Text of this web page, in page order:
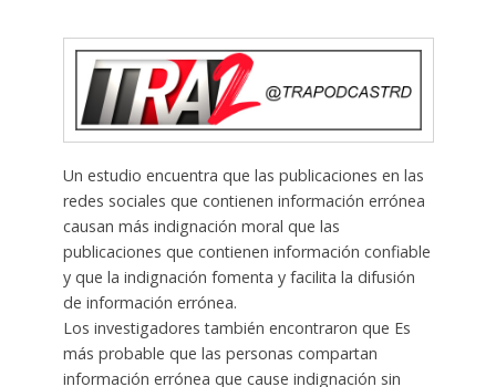
Un estudio encuentra que las publicaciones en las
redes sociales que contienen información errónea
causan más indignación moral que las
publicaciones que contienen información confiable
y que la indignación fomenta y facilita la difusión
de información errónea.
Los investigadores también encontraron que Es
más probable que las personas compartan
información errónea que cause indignación sin